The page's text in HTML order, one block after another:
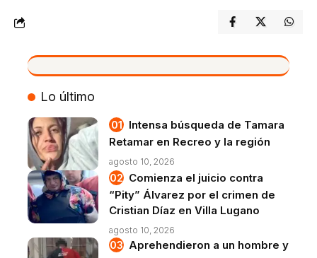
VIVO
Lo último
Intensa búsqueda de Tamara
Retamar en Recreo y la región
agosto 10, 2026
Comienza el juicio contra
“Pity” Álvarez por el crimen de
Cristian Díaz en Villa Lugano
agosto 10, 2026
Aprehendieron a un hombre y